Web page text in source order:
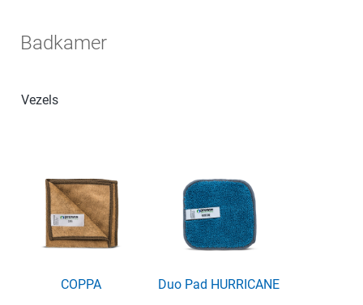
Badkamer
Vezels
COPPA Duo Pad HURRICANE